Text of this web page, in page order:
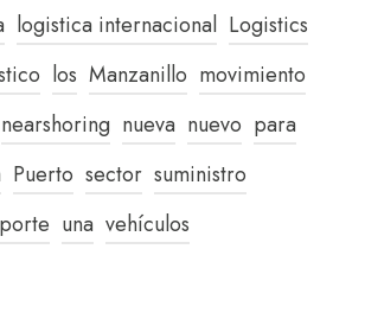
logistica internacional Logistics
los Manzanillo movimiento
nearshoring nueva nuevo para
Puerto sector suministro
una vehículos